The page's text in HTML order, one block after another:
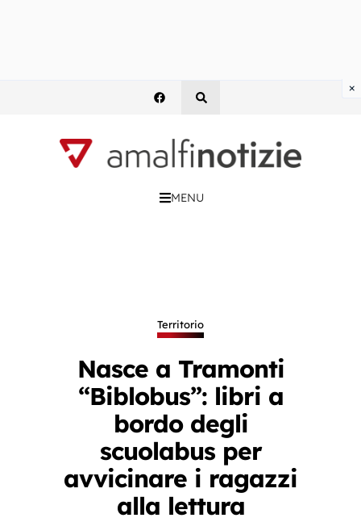
MENU
Territorio
Nasce a Tramonti
“Biblobus”: libri a
bordo degli
scuolabus per
avvicinare i ragazzi
alla lettura
×